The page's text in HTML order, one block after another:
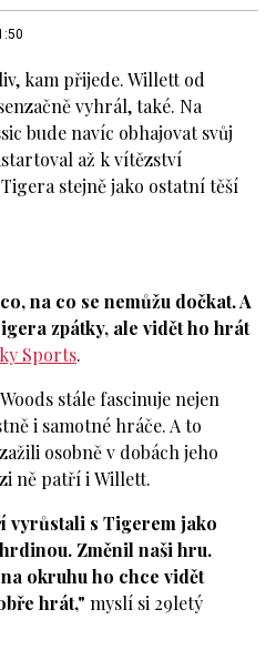
kam přijede. Willett od
vyhrál, také. Na
bude navíc obhajovat svůj
až k vítězství
stejně jako ostatní těší
na co se nemůžu dočkat. A
zpátky, ale vidět ho hrát
Sports.
stále fascinuje nejen
i samotné hráče. A to
osobně v dobách jeho
ně patří i Willett.
vyrůstali s Tigerem jako
Změnil naši hru.
okruhu ho chce vidět
hrát," myslí si 29letý